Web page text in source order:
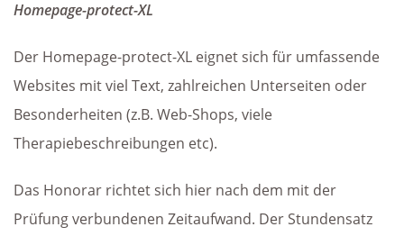
Homepage-protect-XL
Der Homepage-protect-XL eignet sich für umfassende
Websites mit viel Text, zahlreichen Unterseiten oder
Besonderheiten (z.B. Web-Shops, viele
Therapiebeschreibungen etc).
Das Honorar richtet sich hier nach dem mit der
Prüfung verbundenen Zeitaufwand. Der Stundensatz